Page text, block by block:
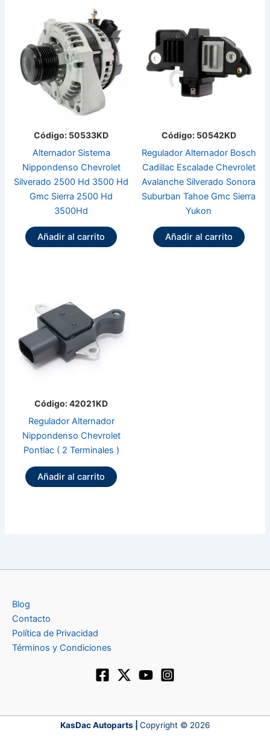
Código: 50533KD
Alternador Sistema
Nippondenso Chevrolet
Silverado 2500 Hd 3500 Hd
Gmc Sierra 2500 Hd
3500Hd
Añadir al carrito
Código: 50542KD
Regulador Alternador Bosch
Cadillac Escalade Chevrolet
Avalanche Silverado Sonora
Suburban Tahoe Gmc Sierra
Yukon
Añadir al carrito
Código: 42021KD
Regulador Alternador
Nippondenso Chevrolet
Pontiac ( 2 Terminales )
Añadir al carrito
Blog
Contacto
Política de Privacidad
Términos y Condiciones
KasDac Autoparts | Copyright © 2026